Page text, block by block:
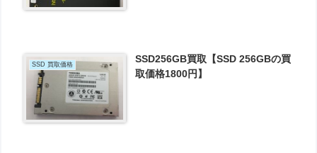
SSD 買取価格
SSD256GB買取【SSD 256GBの買
取価格1800円】